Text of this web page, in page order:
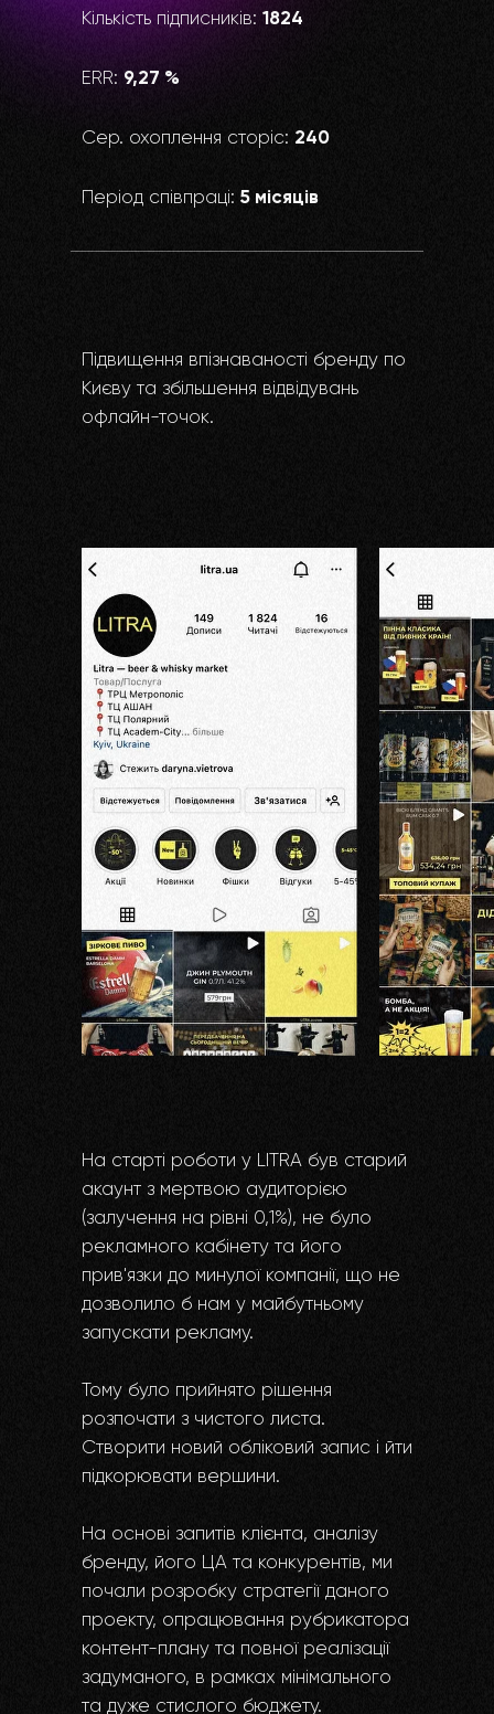
Кількість підписників: 1824
ERR: 9,27 %
Сер. охоплення сторіс: 240
Період співпраці: 5 місяців
Підвищення впізнаваності бренду по
Києву та збільшення відвідувань
офлайн-точок.
На старті роботи у LITRA був старий
акаунт з мертвою аудиторією
(залучення на рівні 0,1%), не було
рекламного кабінету та його
прив'язки до минулої компанії, що не
дозволило б нам у майбутньому
запускати рекламу.
Тому було прийнято рішення
розпочати з чистого листа.
Створити новий обліковий запис і йти
підкорювати вершини.
На основі запитів клієнта, аналізу
бренду, його ЦА та конкурентів, ми
почали розробку стратегії даного
проекту, опрацювання рубрикатора
контент-плану та повної реалізації
задуманого, в рамках мінімального
та дуже стислого бюджету.